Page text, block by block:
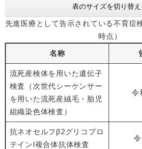
表のサイズを切り替え
先進医療として告示されている不育症
時点）
名称
流死産検体を用いた遺伝子
検査（次世代シーケンサー
を用いた流死産絨毛・胎児
組織染色体検査）
令
抗ネオセルフβ2グリコプロ
テインI複合体抗体検査